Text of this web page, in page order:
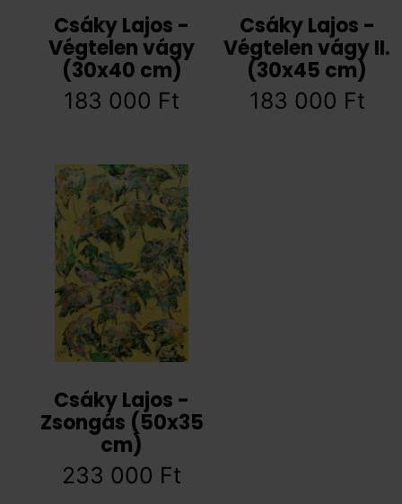
Csáky Lajos -
Végtelen vágy
(30x40 cm)
183 000 Ft
Csáky Lajos -
Végtelen vágy II.
(30x45 cm)
183 000 Ft
Csáky Lajos -
Zsongás (50x35
cm)
233 000 Ft